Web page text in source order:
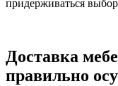
придерживаться
Доставка
правильно